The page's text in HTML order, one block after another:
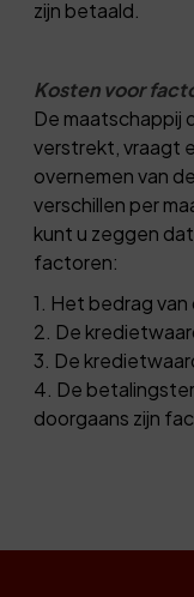
zijn betaald.
Kosten voor
De maatschappij
verstrekt, vraagt
overnemen van
verschillen per
kunt u zeggen
factoren:
1. Het bedrag
2. De
3. De
4. De
doorgaans zijn